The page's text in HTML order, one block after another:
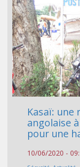
Kasaï: une
angolaise
pour une
10/06/2020 -